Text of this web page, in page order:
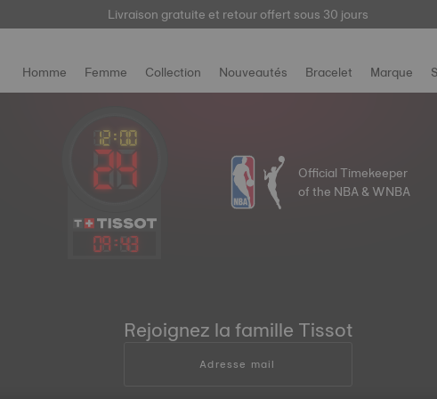
Livraison gratuite et retour offert sous 30 jours
ici
Homme Femme Collection Nouveautés Bracelet Marque
09:43
Official Timekeeper
of the NBA & WNBA
Rejoignez la famille Tissot
Adresse mail